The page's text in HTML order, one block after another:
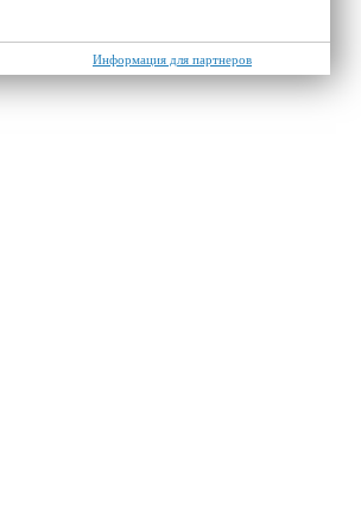
Информация для партнеров